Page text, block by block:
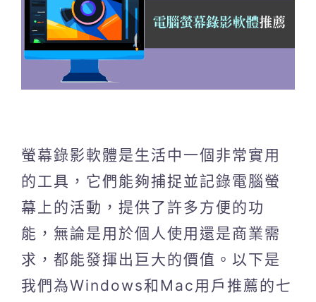
螢幕錄影軟體是生活中一個非常實用
的工具，它們能夠捕捉並記錄電腦螢
幕上的活動，提供了許多方便的功
能，無論是用於個人使用還是商業需
求，都能發揮出巨大的價值。以下是
我們為Windows和Mac用戶推薦的七